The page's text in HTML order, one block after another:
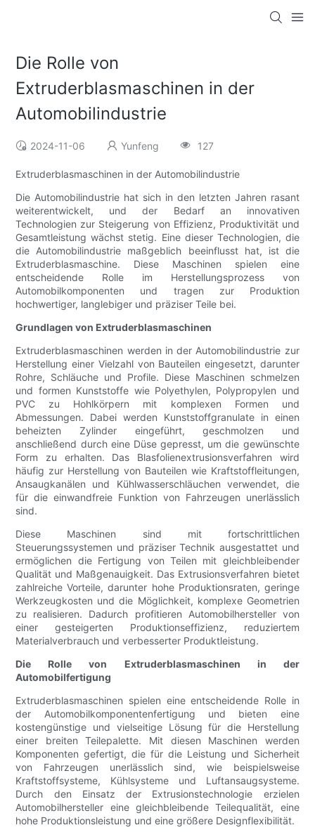
Die Rolle von
Extruderblasmaschinen in der
Automobilindustrie
2024-11-06 Yunfeng 127
Extruderblasmaschinen in der Automobilindustrie
Die Automobilindustrie hat sich in den letzten Jahren rasant
weiterentwickelt, und der Bedarf an innovativen
Technologien zur Steigerung von Effizienz, Produktivität und
Gesamtleistung wächst stetig. Eine dieser Technologien, die
die Automobilindustrie maßgeblich beeinflusst hat, ist die
Extruderblasmaschine. Diese Maschinen spielen eine
entscheidende Rolle im Herstellungsprozess von
Automobilkomponenten und tragen zur Produktion
hochwertiger, langlebiger und präziser Teile bei.
Grundlagen von Extruderblasmaschinen
Extruderblasmaschinen werden in der Automobilindustrie zur
Herstellung einer Vielzahl von Bauteilen eingesetzt, darunter
Rohre, Schläuche und Profile. Diese Maschinen schmelzen
und formen Kunststoffe wie Polyethylen, Polypropylen und
PVC zu Hohlkörpern mit komplexen Formen und
Abmessungen. Dabei werden Kunststoffgranulate in einen
beheizten Zylinder eingeführt, geschmolzen und
anschließend durch eine Düse gepresst, um die gewünschte
Form zu erhalten. Das Blasfolienextrusionsverfahren wird
häufig zur Herstellung von Bauteilen wie Kraftstoffleitungen,
Ansaugkanälen und Kühlwasserschläuchen verwendet, die
für die einwandfreie Funktion von Fahrzeugen unerlässlich
sind.
Diese Maschinen sind mit fortschrittlichen
Steuerungssystemen und präziser Technik ausgestattet und
ermöglichen die Fertigung von Teilen mit gleichbleibender
Qualität und Maßgenauigkeit. Das Extrusionsverfahren bietet
zahlreiche Vorteile, darunter hohe Produktionsraten, geringe
Werkzeugkosten und die Möglichkeit, komplexe Geometrien
zu realisieren. Dadurch profitieren Automobilhersteller von
einer gesteigerten Produktionseffizienz, reduziertem
Materialverbrauch und verbesserter Produktleistung.
Die Rolle von Extruderblasmaschinen in der
Automobilfertigung
Extruderblasmaschinen spielen eine entscheidende Rolle in
der Automobilkomponentenfertigung und bieten eine
kostengünstige und vielseitige Lösung für die Herstellung
einer breiten Teilepalette. Mit diesen Maschinen werden
Komponenten gefertigt, die für die Leistung und Sicherheit
von Fahrzeugen unerlässlich sind, wie beispielsweise
Kraftstoffsysteme, Kühlsysteme und Luftansaugsysteme.
Durch den Einsatz der Extrusionstechnologie erzielen
Automobilhersteller eine gleichbleibende Teilequalität, eine
hohe Produktionsleistung und eine größere Designflexibilität.